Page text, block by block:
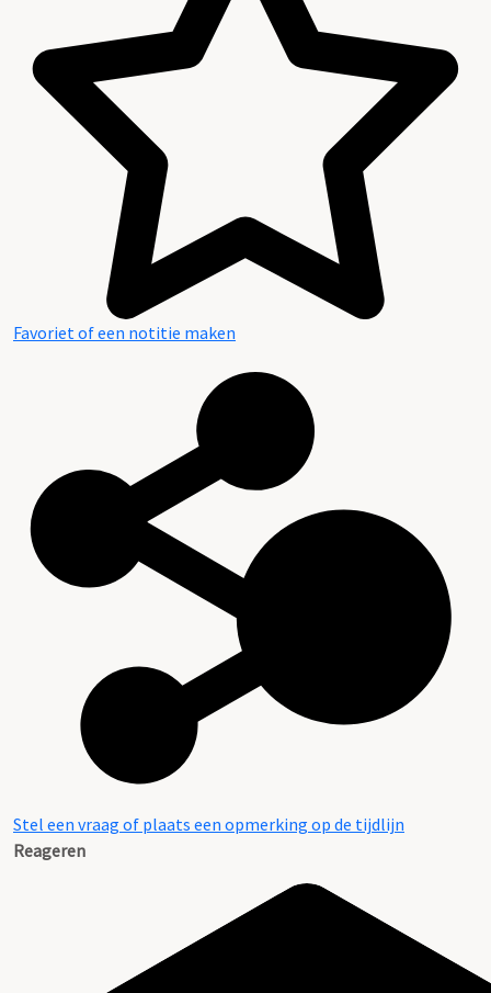
Inhoud en structuur van het archief
Aanwijzingen voor de gebruiker
Favoriet of een notitie maken
Stel een vraag of plaats een opmerking op de tijdlijn
Reageren